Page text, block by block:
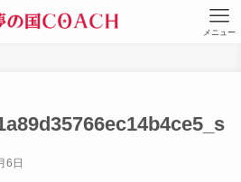
メニュー
6日